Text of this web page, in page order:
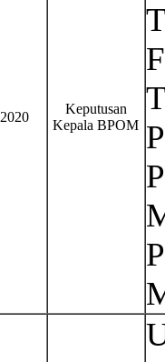
2020
Keputusan
Kepala BPOM